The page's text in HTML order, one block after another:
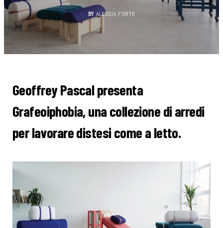
BY ALESSIA FORTE
Geoffrey Pascal presenta
Grafeoiphobia, una collezione di arredi
per lavorare distesi come a letto.